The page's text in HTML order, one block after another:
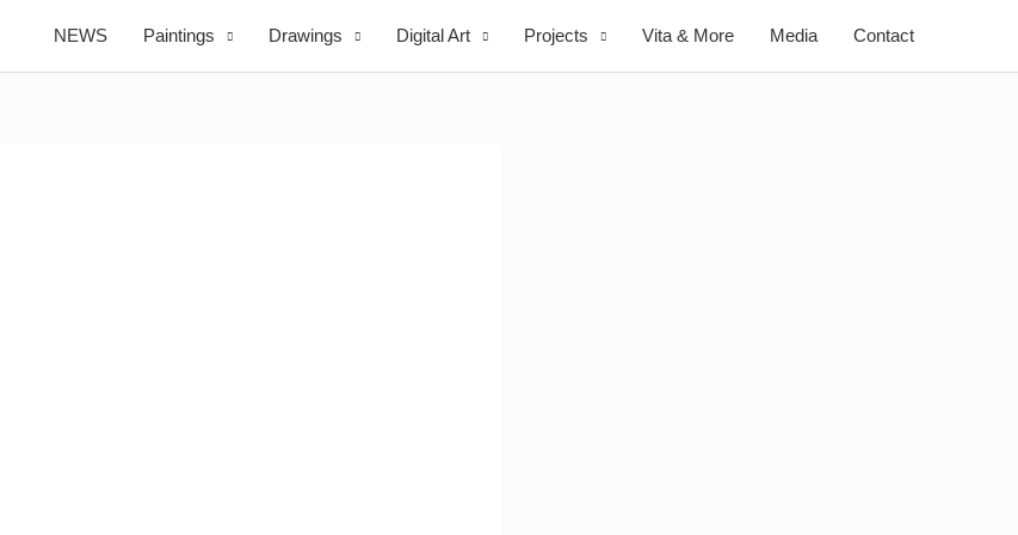
NEWS Paintings Drawings Digital Art Projects Vita & More Media Contact